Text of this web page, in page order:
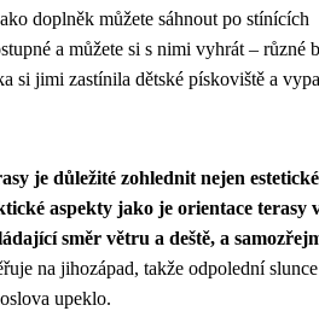
doplněk můžete sáhnout po stínících
a můžete si s nimi vyhrát – různé
si jimi zastínila dětské pískoviště a
je důležité zohlednit nejen estetické
aspekty jako je orientace terasy
směr větru a deště, a
na jihozápad, takže odpolední
upeklo.